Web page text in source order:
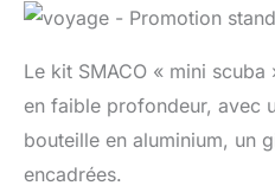
Le kit SMACO « mini
en faible profondeur, avec
bouteille en aluminium, un
encadrées.